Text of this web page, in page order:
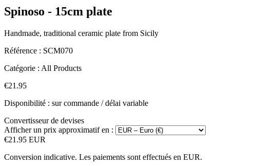
Spinoso - 15cm plate
Handmade, traditional ceramic plate from Sicily
Référence : SCM070
Catégorie : All Products
€21.95
Disponibilité : sur commande / délai variable
Convertisseur de devises
Afficher un prix approximatif en :
€21.95 EUR
Conversion indicative. Les paiements sont effectués en EUR.